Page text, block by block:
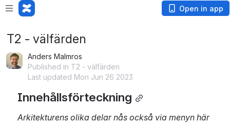
Open in app
T2 - välfärden
Anders Malmros
Published in T2 - välfärden
Last updated Mon Jun 26 2023
Innehållsförteckning
Arkitekturens olika delar nås också via menyn här